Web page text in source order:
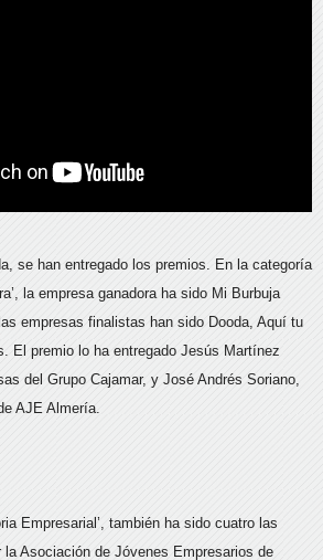
se han entregado los premios. En la categoría
la empresa ganadora ha sido Mi Burbuja
empresas finalistas han sido Dooda, Aquí tu
El premio lo ha entregado Jesús Martínez
del Grupo Cajamar, y José Andrés Soriano,
AJE Almería.
Empresarial’, también ha sido cuatro las
la Asociación de Jóvenes Empresarios de